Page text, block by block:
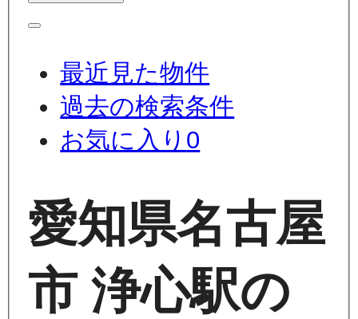
最近見た物件
過去の検索条件
お気に入り 0
愛知県名古屋
市 浄心駅の